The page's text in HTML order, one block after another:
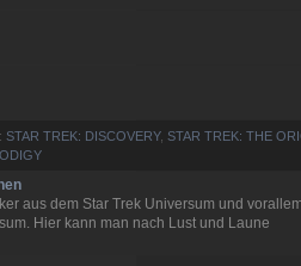
:STAR TREK: DISCOVERY,STAR TREK: THE
aus dem Star Trek Universum und
Hier kann man nach Lust und Laune